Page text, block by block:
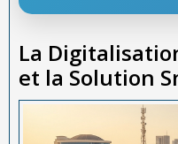
La
et la Solution